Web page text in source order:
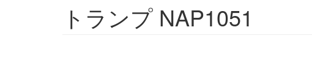
トランプ NAP1051